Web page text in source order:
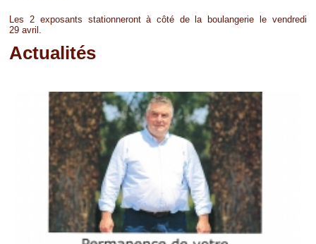
Loisirs
Les 2 exposants stationneront à côté de la boulangerie le vendredi
29 avril.
Actualités
Pages